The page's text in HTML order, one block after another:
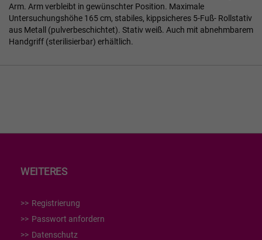
Arm. Arm verbleibt in gewünschter Position. Maximale
Untersuchungshöhe 165 cm, stabiles, kippsicheres 5-Fuß- Rollstativ
aus Metall (pulverbeschichtet). Stativ weiß. Auch mit abnehmbarem
Handgriff (sterilisierbar) erhältlich.
WEITERES
Registrierung
Passwort anfordern
Datenschutz